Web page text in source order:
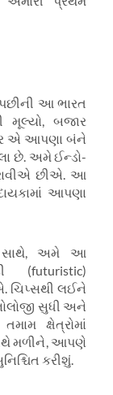
પછીની આ ભારત
મૂલ્યો,બજાર
એ આપણા બંને
છે. અમે ઈન્ડો-
છીએ. આ
આપણા
, અમે આ
(futuristic)
ચિપ્સથી લઈને
સુધી અને
ક્ષેત્રોમાં
મળીને, આપણે
કરીશું.